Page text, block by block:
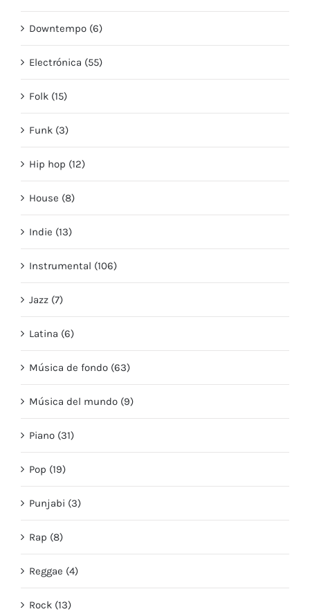
Downtempo (6)
Electrónica (55)
Folk (15)
Funk (3)
Hip hop (12)
House (8)
Indie (13)
Instrumental (106)
Jazz (7)
Latina (6)
Música de fondo (63)
Música del mundo (9)
Piano (31)
Pop (19)
Punjabi (3)
Rap (8)
Reggae (4)
Rock (13)